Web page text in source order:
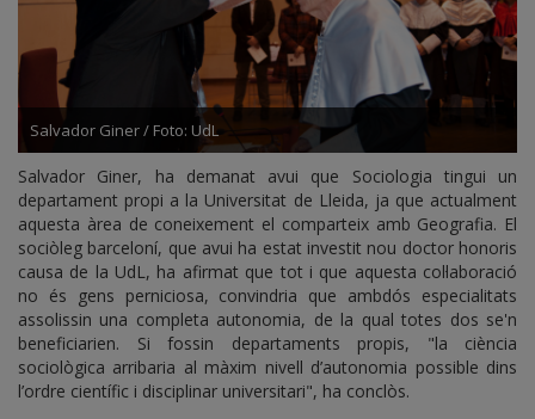
Salvador Giner / Foto: UdL
Salvador Giner, ha demanat avui que Sociologia tingui un
departament propi a la Universitat de Lleida, ja que actualment
aquesta àrea de coneixement el comparteix amb Geografia. El
sociòleg barceloní, que avui ha estat investit nou doctor honoris
causa de la UdL, ha afirmat que tot i que aquesta col·laboració
no és gens perniciosa, convindria que ambdós especialitats
assolissin una completa autonomia, de la qual totes dos se'n
beneficiarien. Si fossin departaments propis, "la ciència
sociològica arribaria al màxim nivell d’autonomia possible dins
l’ordre científic i disciplinar universitari", ha conclòs.